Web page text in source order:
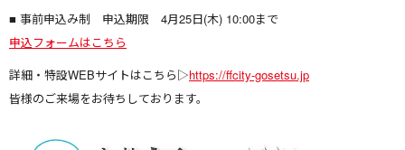
■ 事前申込み制 申込期限 4月25日(木) 10:00まで
申込フォームはこちら
詳細・特設WEBサイトはこちら▷https://ffcity-gosetsu.jp
皆様のご来場をお待ちしております。